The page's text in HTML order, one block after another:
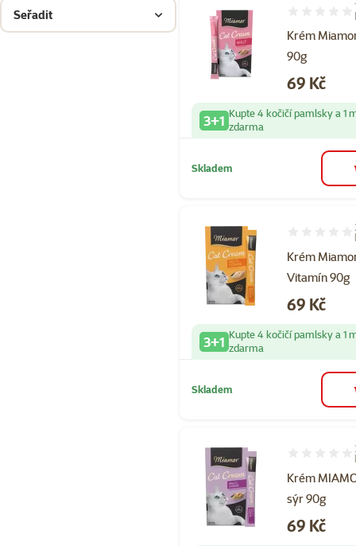
Seřadit
Krém
90g
Hodnocení
Cena
69 Kč
3+1 Kupte 4 kočičí pamlsky a 1
zdarma
Skladem
Krém
Vitamín 90g
Hodnocení
Cena
69 Kč
3+1 Kupte 4 kočičí pamlsky a 1
zdarma
Skladem
Krém
sýr 90g
Hodnocení
Cena
69 Kč